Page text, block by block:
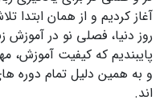
آغاز کردیم و از همان ابتدا
روز دنیا، فصلی نو در آموزش
پایبندیم که کیفیت آموزش،
و به همین دلیل تمام دوره
اند.